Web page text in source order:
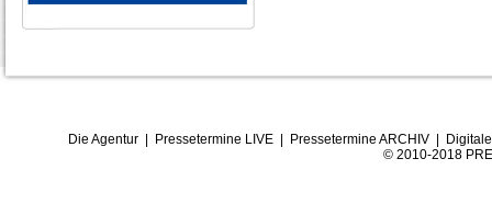
Die Agentur| Pressetermine LIVE| Pressetermine ARCHIV|
© 2010-2018